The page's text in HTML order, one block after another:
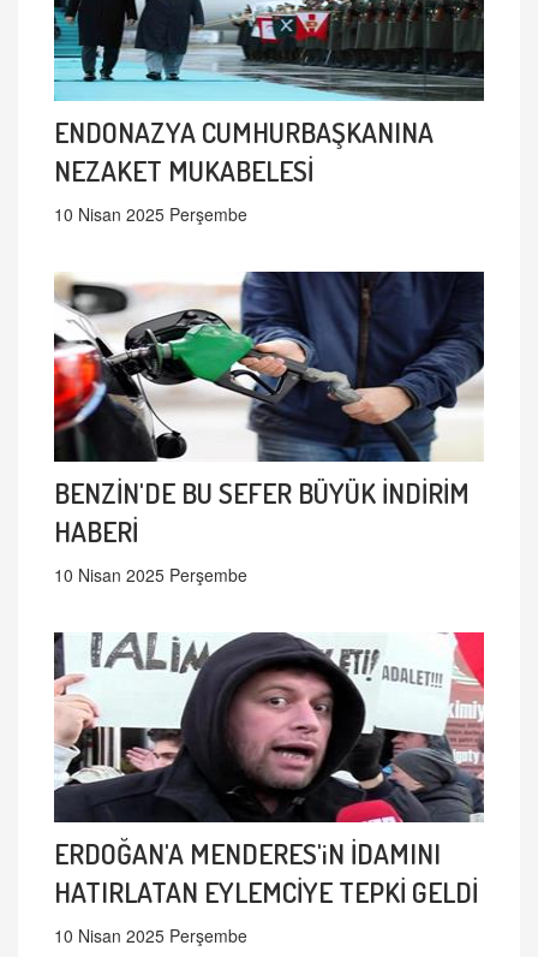
ENDONAZYA CUMHURBAŞKANINA
NEZAKET MUKABELESİ
10 Nisan 2025 Perşembe
BENZİN'DE BU SEFER BÜYÜK İNDİRİM
HABERİ
10 Nisan 2025 Perşembe
ERDOĞAN'A MENDERES'iN İDAMINI
HATIRLATAN EYLEMCİYE TEPKİ GELDİ
10 Nisan 2025 Perşembe